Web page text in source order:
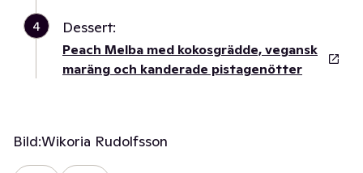
4 Dessert:
Peach Melba med kokosgrädde, vegansk
maräng och kanderade pistagenötter
Bild:Wikoria Rudolfsson